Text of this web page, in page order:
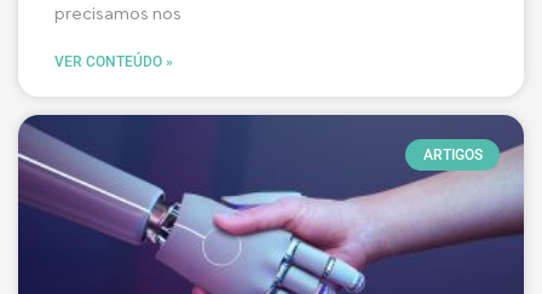
precisamos nos
VER CONTEÚDO »
ARTIGOS